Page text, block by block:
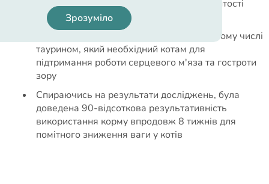
поїдається котами та створює відчуття ситості
після приймання їжі
Збагачений цінними амінокислотами, в тому числі
таурином, який необхідний котам для
підтримання роботи серцевого м'яза та гостроти
зору
Спираючись на результати досліджень, була
доведена 90-відсоткова результативність
використання корму впродовж 8 тижнів для
помітного зниження ваги у котів
Зрозуміло